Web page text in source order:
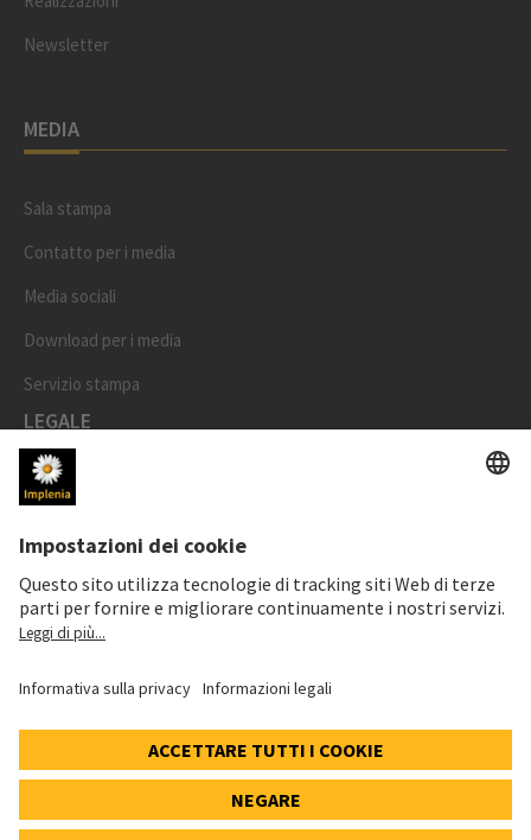
Newsletter
MEDIA
Sala stampa
Contatto per i media
Media sociali
Download per i media
Servizio stampa
LEGALE
Impronta
Protezione dati
Informativa cookie e social media
Impostazioni dei cookie
SWX: Implenia AG